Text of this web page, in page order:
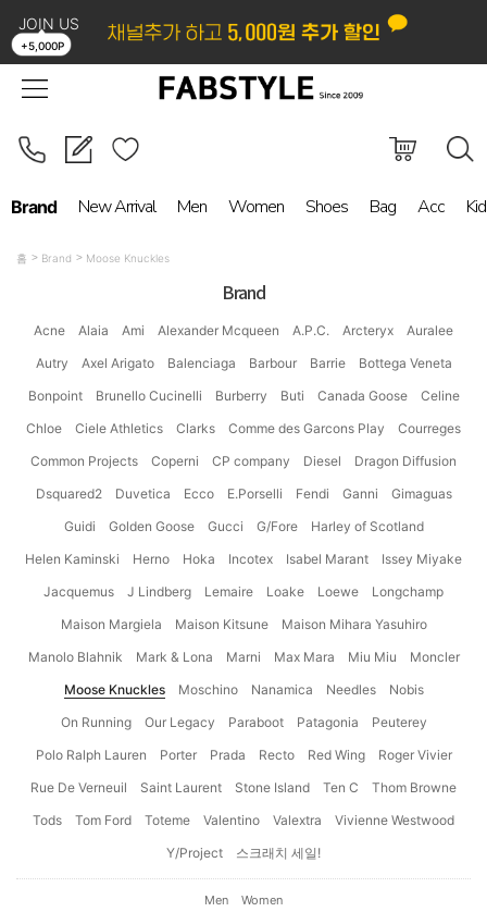
JOIN US
+5,000P
LOGIN ORDER MYPAGE
Brand New Arrival Men Women Shoes Bag Acc
홈 Brand Moose Knuckles
Brand
Acne Alaia Ami Alexander Mcqueen A.P.C. Arcteryx
Auralee
Autry
Axel Arigato Balenciaga Barbour Barrie
Bottega Veneta
Bonpoint
Brunello Cucinelli Burberry Buti Canada Goose
Celine
Chloe
Ciele Athletics Clarks Comme des Garcons Play
Courreges
Common Projects
Coperni CP company Diesel
Dragon Diffusion
Dsquared2
Duvetica Ecco E.Porselli Fendi Ganni
Gimaguas
Guidi
Golden Goose Gucci G/Fore
Harley of Scotland
Helen Kaminski
Herno Hoka Incotex Isabel Marant
Issey Miyake
Jacquemus
J Lindberg Lemaire Loake Loewe
Longchamp
Maison Margiela
Maison Kitsune
Maison Mihara Yasuhiro
Manolo Blahnik
Mark & Lona Marni Max Mara Miu Miu
Moncler
Moose Knuckles
Moschino Nanamica Needles
Nobis
On Running
Our Legacy Paraboot Patagonia
Peuterey
Polo Ralph Lauren
Porter Prada Recto Red Wing
Roger Vivier
Rue De Verneuil
Saint Laurent Stone Island Ten C
Thom Browne
Tods
Tom Ford Toteme Valentino Valextra
Vivienne Westwood
Y/Project
스크래치 세일!
Men Women